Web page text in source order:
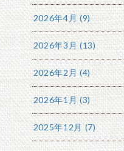
2026年4月 (9)
2026年3月 (13)
2026年2月 (4)
2026年1月 (3)
2025年12月 (7)